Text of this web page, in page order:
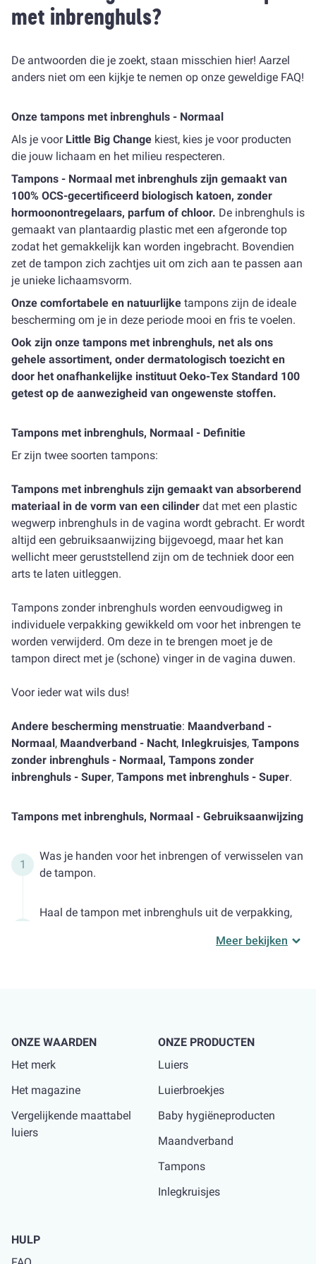
met inbrenghuls?
De antwoorden die je zoekt, staan ​​misschien hier! Aarzel
anders niet om een ​​kijkje te nemen op onze geweldige FAQ!
Onze tampons met inbrenghuls - Normaal
Als je voor Little Big Change kiest, kies je voor producten
die jouw lichaam en het milieu respecteren.
Tampons - Normaal met inbrenghuls zijn gemaakt van
100% OCS-gecertificeerd biologisch katoen, zonder
hormoonontregelaars, parfum of chloor. De inbrenghuls is
gemaakt van plantaardig plastic met een afgeronde top
zodat het gemakkelijk kan worden ingebracht. Bovendien
zet de tampon zich zachtjes uit om zich aan te passen aan
je unieke lichaamsvorm.
Onze comfortabele en natuurlijke tampons zijn de ideale
bescherming om je in deze periode mooi en fris te voelen.
Ook zijn onze tampons met inbrenghuls, net als ons
gehele assortiment, onder dermatologisch toezicht en
door het onafhankelijke instituut Oeko-Tex Standard 100
getest op de aanwezigheid van ongewenste stoffen.
Tampons met inbrenghuls, Normaal - Definitie
Er zijn twee soorten tampons:
Tampons met inbrenghuls zijn gemaakt van absorberend
materiaal in de vorm van een cilinder dat met een plastic
wegwerp inbrenghuls in de vagina wordt gebracht. Er wordt
altijd een gebruiksaanwijzing bijgevoegd, maar het kan
wellicht meer geruststellend zijn om de techniek door een
arts te laten uitleggen.
Tampons zonder inbrenghuls worden eenvoudigweg in
individuele verpakking gewikkeld om voor het inbrengen te
worden verwijderd. Om deze in te brengen moet je de
tampon direct met je (schone) vinger in de vagina duwen.
Voor ieder wat wils dus!
Andere bescherming menstruatie: Maandverband -
Normaal, Maandverband - Nacht, Inlegkruisjes, Tampons
zonder inbrenghuls - Normaal, Tampons zonder
inbrenghuls - Super, Tampons met inbrenghuls - Super.
Tampons met inbrenghuls, Normaal - Gebruiksaanwijzing
Was je handen voor het inbrengen of verwisselen van
de tampon.
Haal de tampon met inbrenghuls uit de verpakking,
boven, zodat de tampon er voorzichtig uit komt.
Verwissel de tampon regelmatig op basis van hoe
draagtijd is 6 uur
gebruiken, om het risico op een toxische shock te
beperken. Gebruik 's nachts liever ons maandverband
samen met de inbrenghuls en de individuele
Meer bekijken
ONZE WAARDEN
Het merk
Het magazine
Vergelijkende maattabel
luiers
ONZE PRODUCTEN
Luiers
Luierbroekjes
Baby hygiëneproducten
Maandverband
Tampons
Inlegkruisjes
HULP